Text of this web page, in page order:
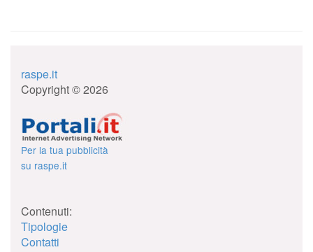
raspe.it
Copyright © 2026
Per la tua pubblicità
su raspe.it
Contenuti:
Tipologie
Contatti